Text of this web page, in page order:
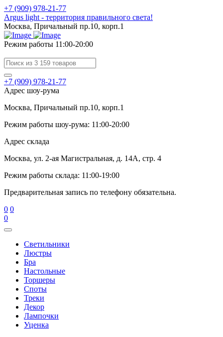
+7 (909) 978-21-77
Argus light - территория правильного света!
Москва, Причальный пр.10, корп.1
Режим работы 11:00-20:00
+7 (909) 978-21-77
Адрес шоу-рума
Москва, Причальный пр.10, корп.1
Режим работы шоу-рума: 11:00-20:00
Адрес склада
Москва, ул. 2-ая Магистральная, д. 14А, стр. 4
Режим работы склада: 11:00-19:00
Предварительная запись по телефону обязательна.
0 0
0
Cветильники
Люстры
Бра
Настольные
Торшеры
Споты
Треки
Декор
Лампочки
Уценка